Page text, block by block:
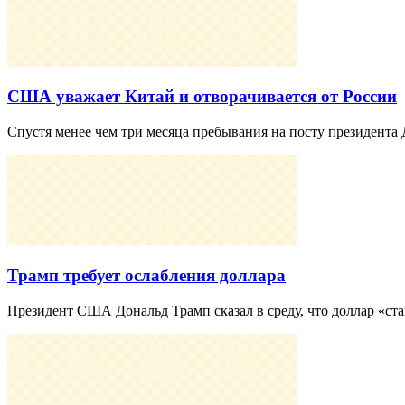
США уважает Китай и отворачивается от России
Спустя менее чем три месяца пребывания на посту
Трамп требует ослабления доллара
Президент США Дональд Трамп сказал в среду, что доллар